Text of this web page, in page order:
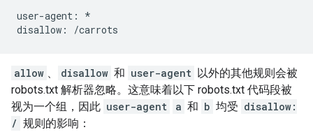
user-agent: *
allow 、 disallow 和 user-agent 以外的其他规则会被
robots.txt 解析器忽略。这意味着以下 robots.txt 代码段被
视为一个组，因此 user-agent a 和 b 均受 disallow:
/ 规则的影响：